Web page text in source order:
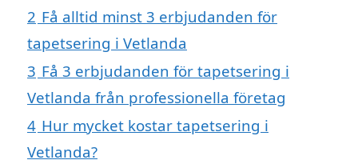
2 Få alltid minst 3 erbjudanden för
tapetsering i Vetlanda
3 Få 3 erbjudanden för tapetsering i
Vetlanda från professionella företag
4 Hur mycket kostar tapetsering i
Vetlanda?